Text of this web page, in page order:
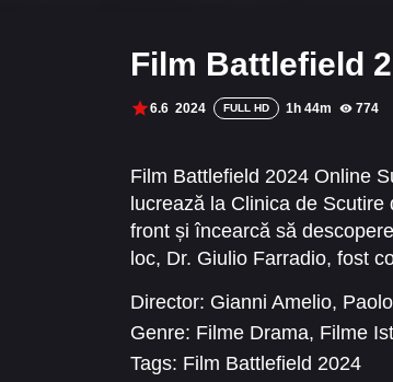
Film Battlefield
6.6 2024 FULL HD 1h 44m 774
Film Battlefield 2024 Online
lucrează la Clinica de
front și încearcă să
loc, Dr. Giulio Farradio, fost
personală, amândoi fiind
epidemia de febră
periculos de vagi.
Director: Gianni Amelio,
Genre: Filme Drama, Filme
Tags: Film Battlefield 2024